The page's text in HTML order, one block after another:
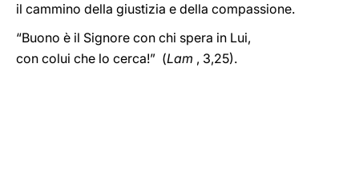
il cammino della giustizia e della compassione.
“Buono è il Signore con chi spera in Lui,
con colui che lo cerca!” (Lam , 3,25).